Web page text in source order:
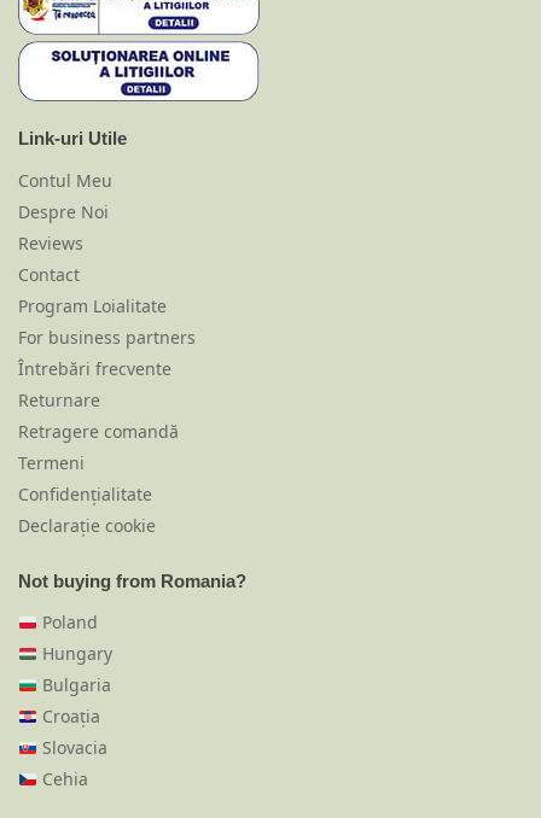
Link-uri Utile
Contul Meu
Despre Noi
Reviews
Contact
Program Loialitate
For business partners
Întrebări frecvente
Returnare
Retragere comandă
Termeni
Confidențialitate
Declarație cookie
Not buying from Romania?
Poland
Hungary
Bulgaria
Croația
Slovacia
Cehia